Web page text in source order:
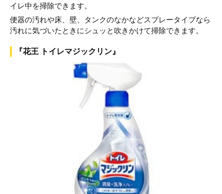
イレ中を掃除できます。
便器の汚れや床、壁、タンクのなかなどスプレータイプなら
汚れに気づいたときにシュッと吹きかけて掃除できます。
『花王 トイレマジックリン』